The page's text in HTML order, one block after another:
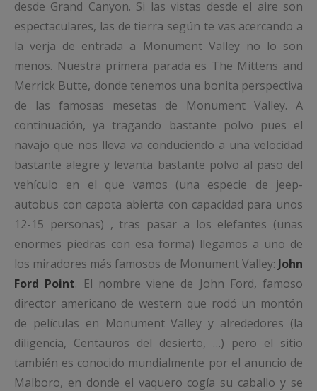
desde Grand Canyon. Si las vistas desde el aire son
espectaculares, las de tierra según te vas acercando a
la verja de entrada a Monument Valley no lo son
menos. Nuestra primera parada es The Mittens and
Merrick Butte, donde tenemos una bonita perspectiva
de las famosas mesetas de Monument Valley. A
continuación, ya tragando bastante polvo pues el
navajo que nos lleva va conduciendo a una velocidad
bastante alegre y levanta bastante polvo al paso del
vehículo en el que vamos (una especie de jeep-
autobus con capota abierta con capacidad para unos
12-15 personas) , tras pasar a los elefantes (unas
enormes piedras con esa forma) llegamos a uno de
los miradores más famosos de Monument Valley: John
Ford Point. El nombre viene de John Ford, famoso
director americano de western que rodó un montón
de películas en Monument Valley y alrededores (la
diligencia, Centauros del desierto, …) pero el sitio
también es conocido mundialmente por el anuncio de
Malboro, en donde el vaquero cogía su caballo y se